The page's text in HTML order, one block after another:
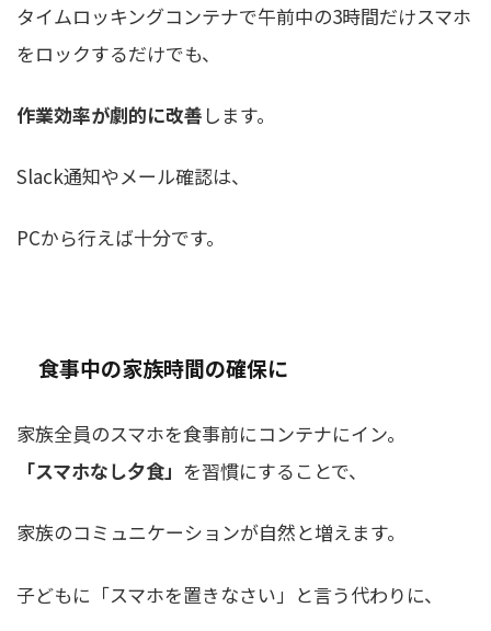
タイムロッキングコンテナで午前中の3時間だけスマホ
をロックするだけでも、
作業効率が劇的に改善 します。
Slack通知やメール確認は、
PCから行えば十分です。
食事中の家族時間の確保に
家族全員のスマホを食事前にコンテナにイン。
「スマホなし夕食」 を習慣にすることで、
家族のコミュニケーションが自然と増えます。
子どもに「スマホを置きなさい」と言う代わりに、